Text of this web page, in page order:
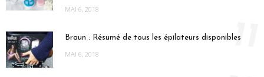
MAI 6, 2018
Braun : Résumé de tous les épilateurs disponibles
MAI 6, 2018 11